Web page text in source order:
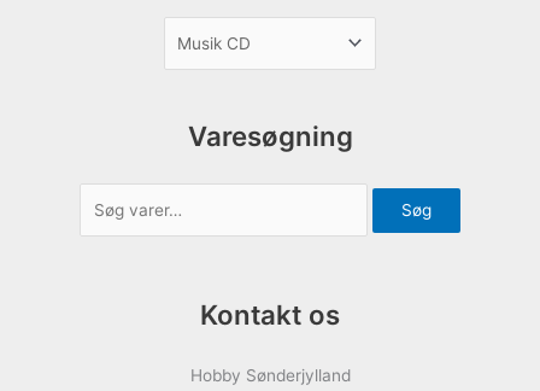
Varesøgning
Søg
Kontakt os
Hobby Sønderjylland